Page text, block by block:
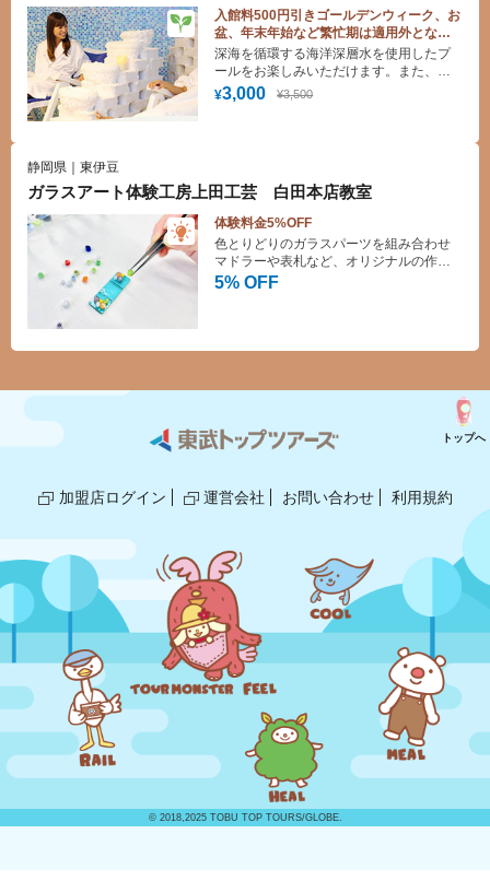
入館料500円引きゴールデンウィーク、お
盆、年末年始など繁忙期は適用外となり
ます。
¥3,000 ¥3,500
深海を循環する海洋深層水を使用したプ
ールをお楽しみいただけます。また、デ
ィープシースパでは海の恵みを存分に満
喫できる3つのドームをご用意。特徴の異
静岡県｜東伊豆
ガラスアート体験工房上田工芸 白田本店教室
体験料金5%OFF
5% OFF
色とりどりのガラスパーツを組み合わせ
マドラーや表札など、オリジナルの作品
を作成できます。
加盟店ログイン 運営会社 お問い合わせ 利用規約
トップへ
© 2018,2025 TOBU TOP TOURS/GLOBE.